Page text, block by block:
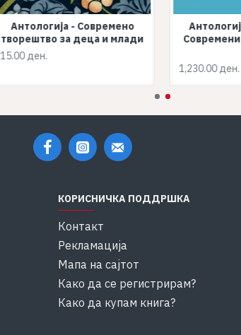
Антологија - Современо
творештво за деца и млади
ден.
1,230.00 ден.
КОРИСНИЧКА ПОДДРШКА
Контакт
Рекламација
Мапа на сајтот
Како да се регистрирам?
Како да купам книга?